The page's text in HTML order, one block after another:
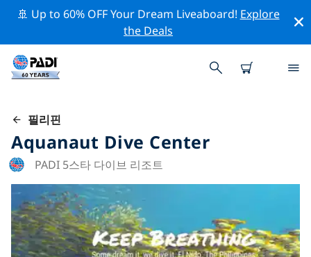
🚢 Up to 60% OFF Your Dream Liveaboard! Explore
the Deals
필리핀
Aquanaut Dive Center
PADI 5스타 다이브 리조트